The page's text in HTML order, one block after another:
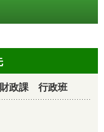
政課 行政班